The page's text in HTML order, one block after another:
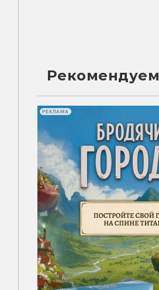
Рекомендуем
РЕКЛАМА